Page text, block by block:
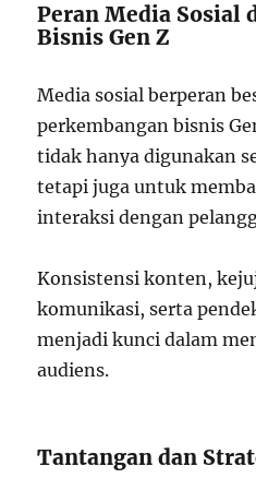
Peran Media Sosial
Bisnis Gen Z
Media sosial berperan
perkembangan bisnis
tidak hanya digunakan
tetapi juga untuk
interaksi dengan
Konsistensi konten,
komunikasi, serta
menjadi kunci dalam
audiens.
Tantangan dan